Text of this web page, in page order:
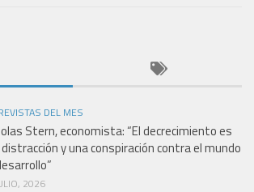
DEL MES
Stern, economista: “El decrecimiento es
y una conspiración contra el mundo
2026